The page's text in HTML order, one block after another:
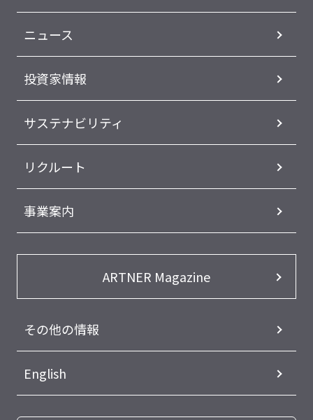
ニュース
投資家情報
サステナビリティ
リクルート
事業案内
ARTNER Magazine
その他の情報
English